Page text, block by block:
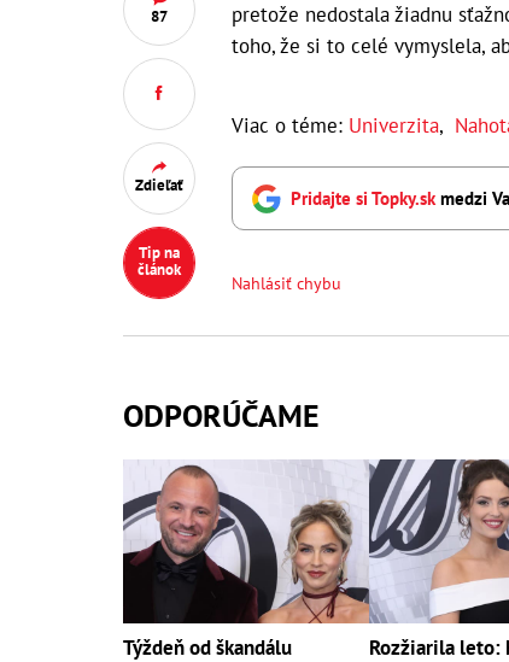
87
Zdieľať
Tip na
článok
pretože nedostala žiadnu
toho, že si to celé vymyslela,
Viac o téme: Univerzita,
Pridajte si Topky.sk medzi
Nahlásiť chybu
ODPORÚČAME
Týždeň od škandálu
Rozžiarila leto: